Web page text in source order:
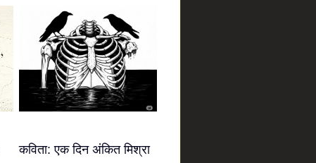
कविता: एक दिन अंकित मिश्रा